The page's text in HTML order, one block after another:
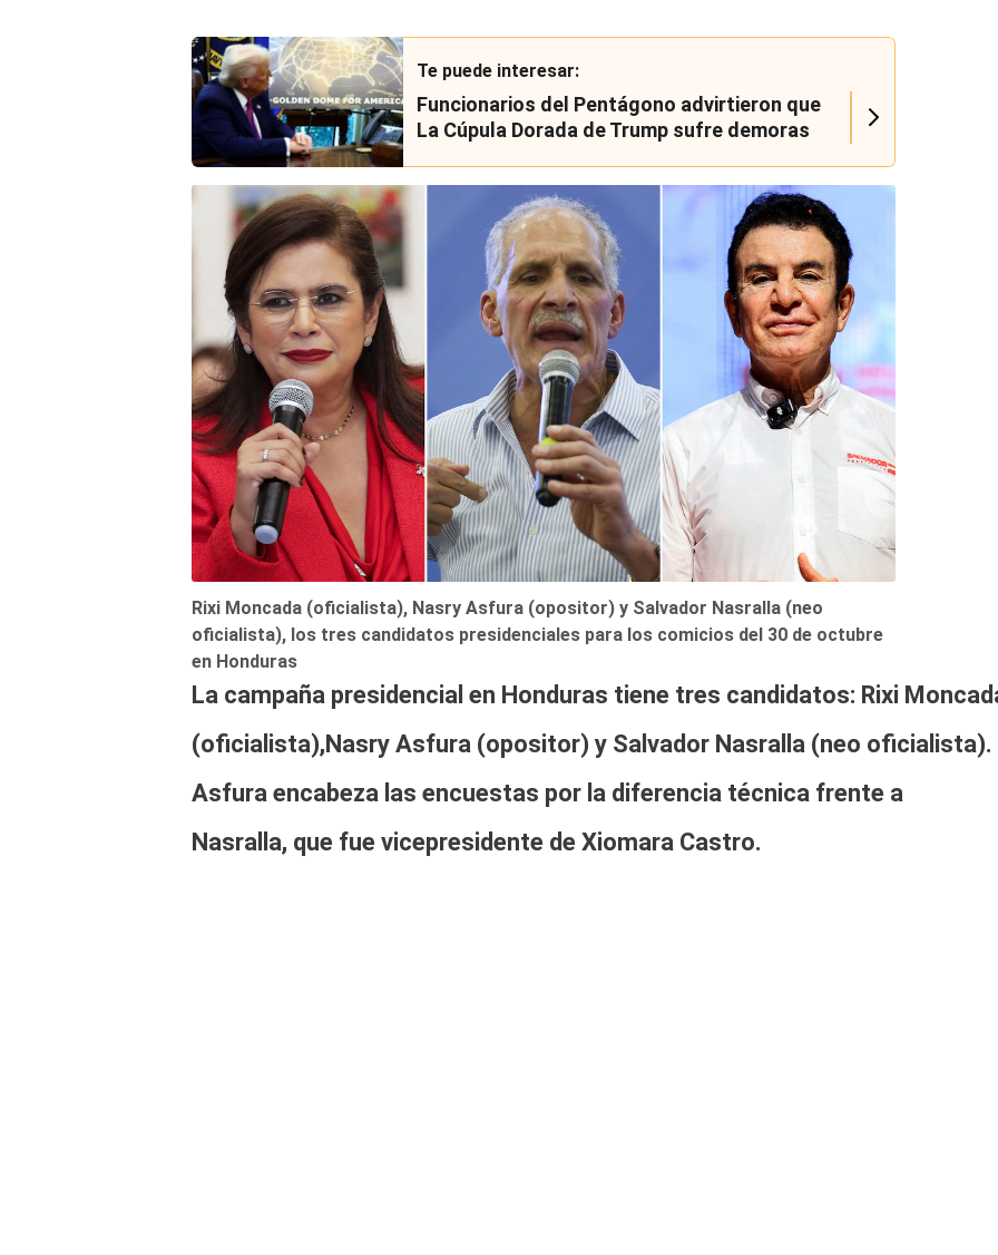
Te puede interesar:
Funcionarios del Pentágono advirtieron que
La Cúpula Dorada de Trump sufre demoras
Rixi Moncada (oficialista), Nasry Asfura (opositor) y Salvador Nasralla (neo
oficialista), los tres candidatos presidenciales para los comicios del 30 de octubre
en Honduras
La campaña presidencial en Honduras tiene tres candidatos: Rixi
(oficialista),Nasry Asfura (opositor) y Salvador Nasralla (neo oficialista).
Asfura encabeza las encuestas por la diferencia técnica frente a
Nasralla, que fue vicepresidente de Xiomara Castro.